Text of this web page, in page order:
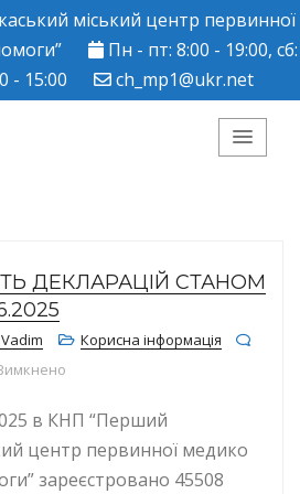
міський центр первинної
Пн - пт: 8:00 - 19:00, сб:
- 15:00
ch_mp1@ukr.net
міський
ДЕКЛАРАЦІЙ СТАНОМ
Корисна інформація
в КНП “Перший
центр первинної медико
зареєстровано 45508